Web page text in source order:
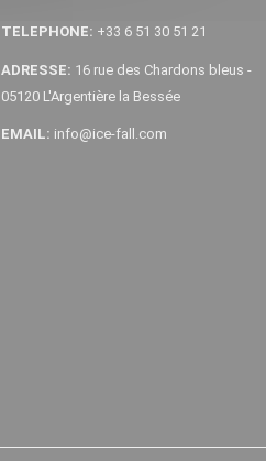
TELEPHONE: +33 6 51 30 51 21
ADRESSE: 16 rue des Chardons bleus -
05120 L'Argentière la Bessée
EMAIL: info@ice-fall.com